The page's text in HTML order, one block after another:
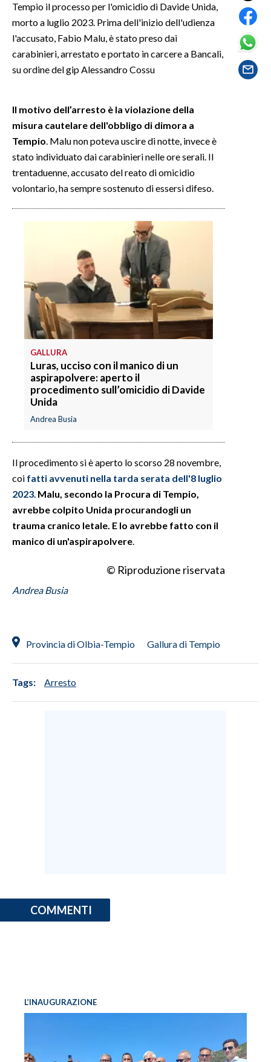
SPETTACOLI
NOTIZIE
EVENTI
#CARAUNIONE
ABBONATI
ANNUNCI
NECROLOGI
PUBBLICITÀ
SPIAGGE
STORE
Tempio il processo per l'omicidio di Davide Unida,
morto a luglio 2023. Prima dell'inizio dell'udienza
l'accusato, Fabio Malu, è stato preso dai
carabinieri, arrestato e portato in carcere a Bancali,
su ordine del gip Alessandro Cossu
Il motivo dell’arresto è la violazione della
misura cautelare dell'obbligo di dimora a
Tempio . Malu non poteva uscire di notte, invece è
stato individuato dai carabinieri nelle ore serali. Il
trentaduenne, accusato del reato di omicidio
volontario, ha sempre sostenuto di essersi difeso.
GALLURA
Luras, ucciso con il manico di un
aspirapolvere: aperto il
procedimento sull’omicidio di Davide
Unida
Andrea Busia
Il procedimento si è aperto lo scorso 28 novembre,
coi fatti avvenuti nella tarda serata dell'8 luglio
2023. Malu, secondo la Procura di Tempio,
avrebbe colpito Unida procurandogli un
trauma cranico letale. E lo avrebbe fatto con il
manico di un'aspirapolvere.
© Riproduzione riservata
Andrea Busia
Provincia di Olbia-Tempio Gallura di Tempio
Tags: Arresto
COMMENTI
L’INAUGURAZIONE